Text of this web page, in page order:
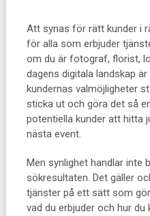
Att synas för rätt kunder i
för alla som erbjuder
om du är fotograf, florist,
dagens digitala landskap
kundernas valmöjligheter
sticka ut och göra det så
potentiella kunder att hitta
nästa event.
Men synlighet handlar inte
sökresultaten. Det gäller
tjänster på ett sätt som
vad du erbjuder och hur